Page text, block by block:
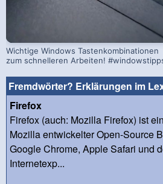
Wichtige Windows Tastenkombinationen
zum schnelleren Arbeiten!
Fremdwörter? Erklärungen im
Firefox
Firefox (auch: Mozilla Firefox) ist
Mozilla entwickelter Open-Source
Google Chrome, Apple Safari und
Internetexp...